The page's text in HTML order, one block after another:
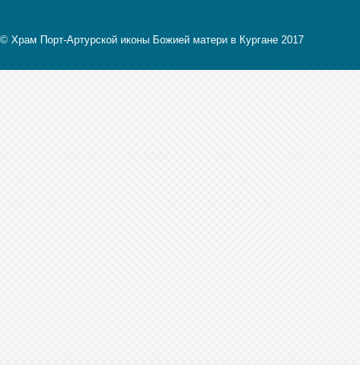
© Храм Порт-Артурской иконы Божией матери в Кургане 2017